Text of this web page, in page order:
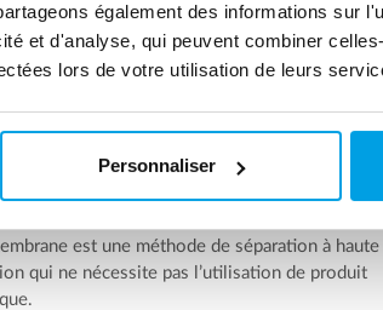
également des informations sur
et d'analyse, qui peuvent combiner
lors de votre utilisation de leurs
Personnaliser
d’osmose
d'osmose inverse (RO) sont utilisées afin
une production d'eau déminéralisée et ce
utiliser de produits chimiques. De plus, les unités
est une méthode de séparation à haute
qui ne nécessite pas l’utilisation de produit